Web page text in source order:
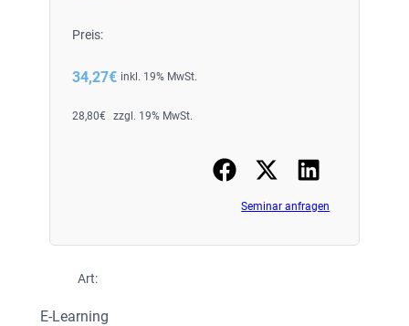
Preis:
34,27€ inkl. 19% MwSt.
28,80€ zzgl. 19% MwSt.
Seminar anfragen
Art:
E-Learning